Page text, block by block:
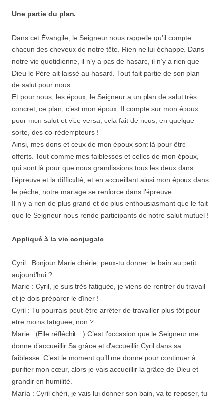
Une partie du plan.
Dans cet Évangile, le Seigneur nous rappelle qu’il compte
chacun des cheveux de notre tête. Rien ne lui échappe. Dans
notre vie quotidienne, il n’y a pas de hasard, il n’y a rien que
Dieu le Père ait laissé au hasard. Tout fait partie de son plan
de salut pour nous.
Et pour nous, les époux, le Seigneur a un plan de salut très
concret, ce plan, c’est mon époux. Il compte sur mon époux
pour mon salut et vice versa, cela fait de nous, en quelque
sorte, des co-rédempteurs !
Ainsi, mes dons et ceux de mon époux sont là pour être
offerts. Tout comme mes faiblesses et celles de mon époux,
qui sont là pour que nous grandissions tous les deux dans
l’épreuve et la difficulté, et en accueillant ainsi mon époux dans
le péché, notre mariage se renforce dans l’épreuve.
Il n’y a rien de plus grand et de plus enthousiasmant que le fait
que le Seigneur nous rende participants de notre salut mutuel !
Appliqué à la vie conjugale
Cyril : Bonjour Marie chérie, peux-tu donner le bain au petit
aujourd’hui ?
Marie : Cyril, je suis très fatiguée, je viens de rentrer du travail
et je dois préparer le dîner !
Cyril : Tu pourrais peut-être arrêter de travailler plus tôt pour
être moins fatiguée, non ?
Marie : (Elle réfléchit…) C’est l’occasion que le Seigneur me
donne d’accueillir Sa grâce et d’accueillir Cyril dans sa
faiblesse. C’est le moment qu’Il me donne pour continuer à
purifier mon cœur, alors je vais accueillir la grâce de Dieu et
grandir en humilité.
María : Cyril chéri, je vais lui donner son bain, va te reposer, tu